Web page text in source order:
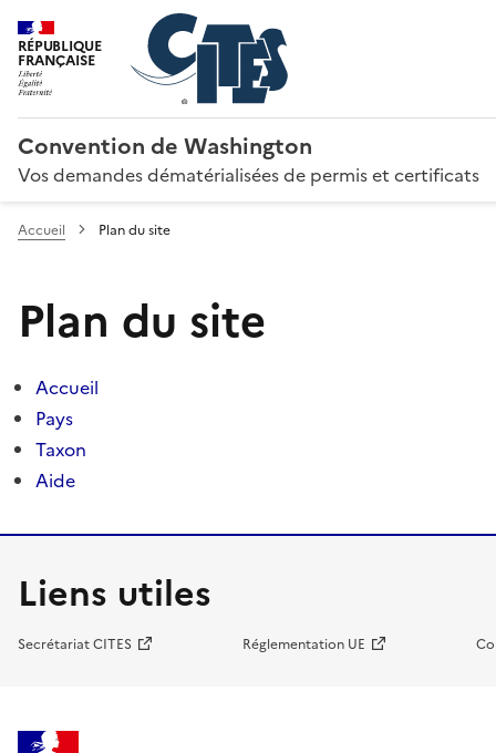
RÉPUBLIQUE
FRANÇAISE
Convention de Washington
Vos demandes dématérialisées de permis et certificats
Accueil Plan du site
Plan du site
Accueil
Pays
Taxon
Aide
Liens utiles
Secrétariat CITES Réglementation UE